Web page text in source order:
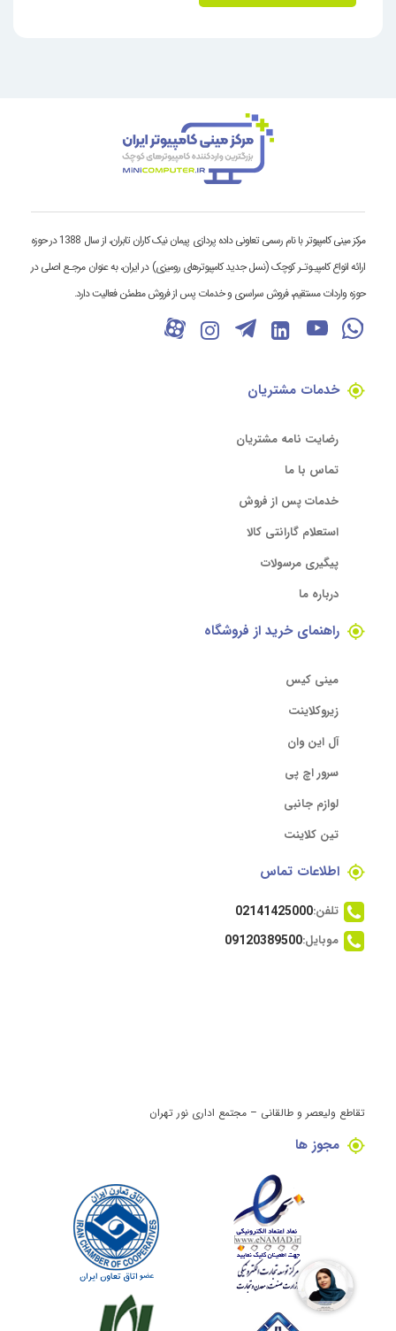
مرکز مینی کامپیوتر با نام رسمی تعاونی داده پردازی پیمان نیک کاران تابران، از سال 1388 در حوزه
ارائه انواع کامپیـوتـر کوچک (نسل جدید کامپیوترهای رومیزی) در ایران، به عنوان مرجـع اصلی در
حوزه واردات مستقیم، فروش سراسری و خدمات پس از فروش مطمئن فعالیت دارد.
خدمات مشتریان
رضایت نامه مشتریان
تماس با ما
خدمات پس از فروش
استعلام گارانتی کالا
پیگیری مرسولات
درباره ما
راهنمای خرید از فروشگاه
مینی کیس
زیروکلاینت
آل این وان
سرور اچ پی
لوازم جانبی
تین کلاینت
اطلاعات تماس
تلفن:02141425000
موبایل:09120389500
تقاطع ولیعصر و طالقانی – مجتمع اداری نور تهران
مجوز ها